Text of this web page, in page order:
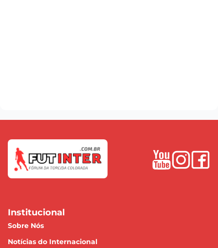
Institucional
Sobre Nós
Notícias do Internacional